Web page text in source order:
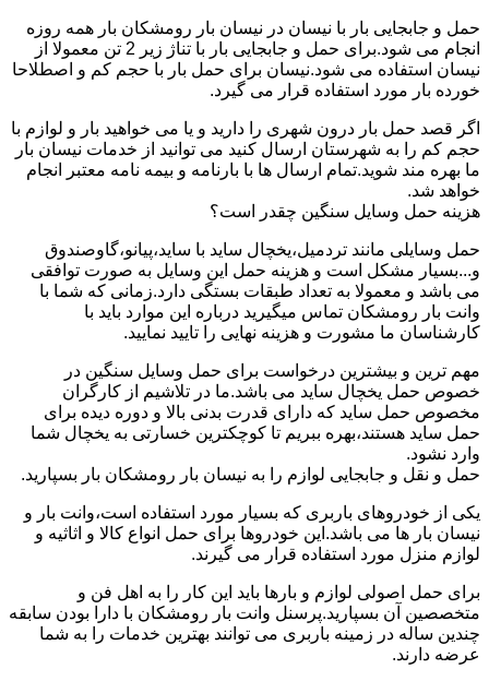
حمل و جابجایی بار با نیسان در نیسان بار رومشکان بار همه روزه
انجام می شود.برای حمل و جابجایی بار با تناژ زیر 2 تن معمولا از
نیسان استفاده می شود.نیسان برای حمل بار با حجم کم و اصطلاحا
خورده بار مورد استفاده قرار می گیرد.
اگر قصد حمل بار درون شهری را دارید و یا می خواهید بار و لوازم با
حجم کم را به شهرستان ارسال کنید می توانید از خدمات نیسان بار
ما بهره مند شوید.تمام ارسال ها با بارنامه و بیمه نامه معتبر انجام
خواهد شد.
هزینه حمل وسایل سنگین چقدر است؟
حمل وسایلی مانند تردمیل،یخچال ساید با ساید،پیانو،گاوصندوق
و...بسیار مشکل است و هزینه حمل این وسایل به صورت توافقی
می باشد و معمولا به تعداد طبقات بستگی دارد.زمانی که شما با
وانت بار رومشکان تماس میگیرید درباره این موارد باید با
کارشناسان ما مشورت و هزینه نهایی را تایید نمایید.
مهم ترین و بیشترین درخواست برای حمل وسایل سنگین در
خصوص حمل یخچال ساید می باشد.ما در تلاشیم از کارگران
مخصوص حمل ساید که دارای قدرت بدنی بالا و دوره دیده برای
حمل ساید هستند،بهره ببریم تا کوچکترین خسارتی به یخچال شما
وارد نشود.
حمل و نقل و جابجایی لوازم را به نیسان بار رومشکان بار بسپارید.
یکی از خودروهای باربری که بسیار مورد استفاده است،وانت بار و
نیسان بار ها می باشد.این خودروها برای حمل انواع کالا و اثاثیه و
لوازم منزل مورد استفاده قرار می گیرند.
برای حمل اصولی لوازم و بارها باید این کار را به اهل فن و
متخصصین آن بسپارید.پرسنل وانت بار رومشکان با دارا بودن سابقه
چندین ساله در زمینه باربری می توانند بهترین خدمات را به شما
عرضه دارند.